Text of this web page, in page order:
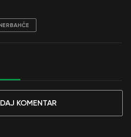
KOMENTAR